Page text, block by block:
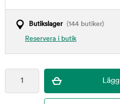
Butikslager(144 butiker)
Reservera i butik